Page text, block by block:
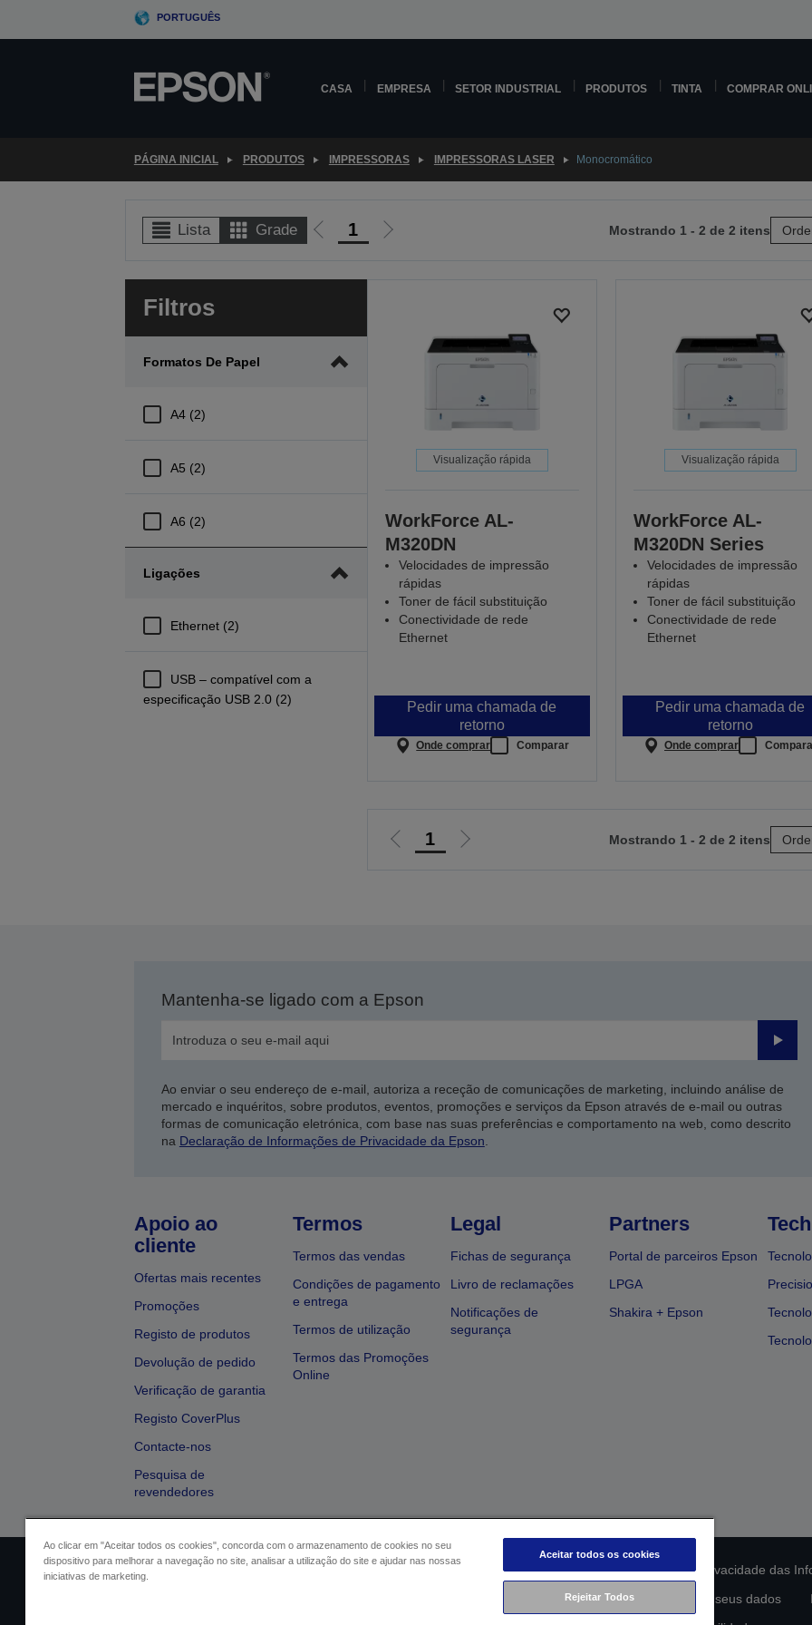
PORTUGUÊS
CASA EMPRESA SETOR INDUSTRIAL PRODUTOS TINTA COMPRAR
PÁGINA INICIAL PRODUTOS IMPRESSORAS IMPRESSORAS LASER Monocromático
Lista Grade
Ir
a
1
Ir
Mostrando 1 - 2 de 2 itens
Filtros
Formatos De Papel
A4 (2)
A5 (2)
A6 (2)
Ligações
Ethernet (2)
USB – compatível com a
especificação USB 2.0 (2)
Visualização rápida
WorkForce AL-
M320DN
Velocidades de impressão
rápidas
Toner de fácil substituição
Conectividade de rede
Ethernet
Pedir uma chamada de
retorno
Onde comprar Comparar
Visualização rápida
WorkForce AL-
M320DN Series
Velocidades de impressão
rápidas
Toner de fácil substituição
Conectividade de rede
Ethernet
Pedir uma chamada de
retorno
Onde comprar
Ir
1
Ir
Mostrando 1 - 2 de 2 itens
Mantenha-se ligado com a Epson
Enviar
Ao enviar o seu endereço de e-mail, autoriza a receção de comunicações de marketing, incluindo análise de
mercado e inquéritos, sobre produtos, eventos, promoções e serviços da Epson através de e-mail ou outras
formas de comunicação eletrónica, com base nas suas preferências e comportamento na web, como descrito
na Declaração de Informações de Privacidade da Epson
Apoio ao
cliente
Ofertas mais recentes
Promoções
Registo de produtos
Devolução de pedido
Verificação de garantia
Registo CoverPlus
Contacte-nos
Pesquisa de
revendedores
Termos
Termos das vendas
Condições de pagamento
e entrega
Termos de utilização
Termos das Promoções
Online
Legal
Fichas de segurança
Livro de reclamações
Notificações de
segurança
Partners
Portal de parceiros Epson
LPGA
Shakira + Epson
Identificação do vendedor Identificação da conformidade do produto
Declaração de Privacidade das
Contacte-nos sobre os seus dados
Ao clicar em "Aceitar todos os cookies", concorda com o armazenamento de cookies no seu
dispositivo para melhorar a navegação no site, analisar a utilização do site e ajudar nas nossas
iniciativas de marketing.
Aceitar todos os cookies
Rejeitar Todos